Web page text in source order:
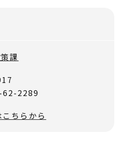
課
62-2289
ちらから